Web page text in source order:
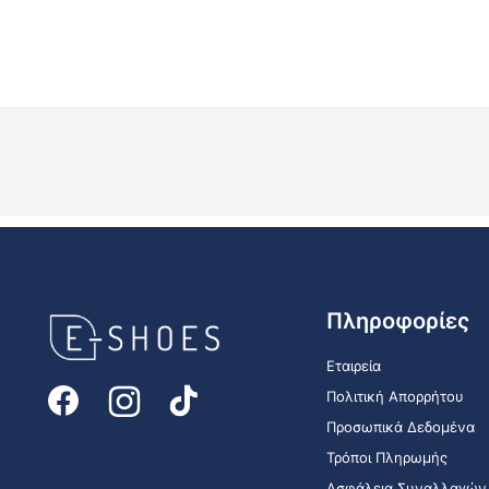
Πληροφορίες
Εταιρεία
Πολιτική Απορρήτου
Προσωπικά Δεδομένα
Τρόποι Πληρωμής